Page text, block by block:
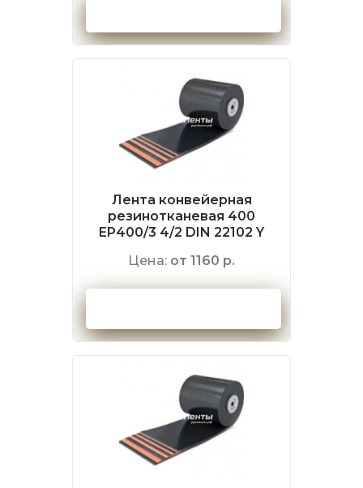
Лента конвейерная
резинотканевая 400
EP400/3 4/2 DIN 22102 Y
Цена: от 1160 р.